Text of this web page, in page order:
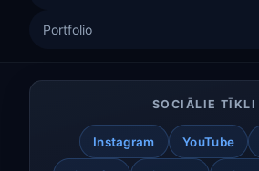
Portfolio
SOCIĀLIE TĪKLI
Instagram YouTube